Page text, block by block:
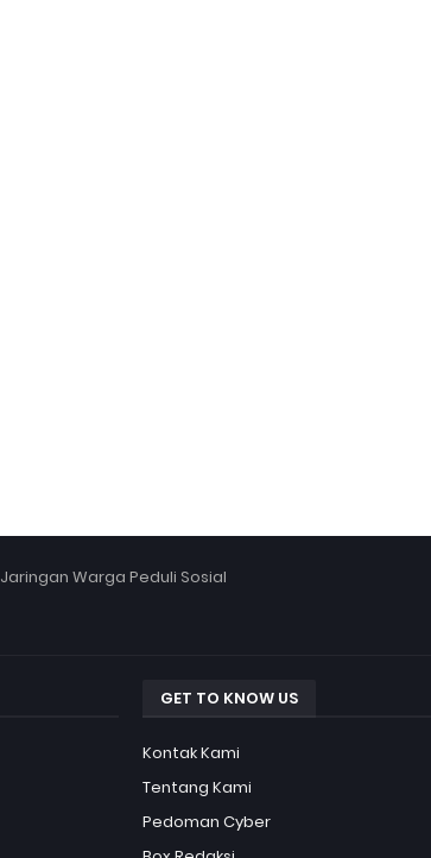
Jaringan Warga Peduli Sosial
GET TO KNOW US
Kontak Kami
Tentang Kami
Pedoman Cyber